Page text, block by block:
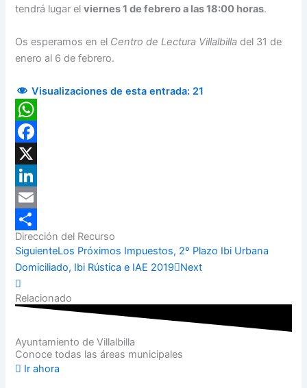
tendrá lugar elviernes 1 de febrero a las 18:00 horas.
Os esperamos en el Centro de Lectura Villalbilla del 31 de
enero al 6 de febrero.
Visualizaciones de esta entrada: 21
WhatsApp
Facebook
X
LinkedIn
Email
Compartir
Dirección del Recurso
SiguienteLos Próximos Impuestos, 2º Plazo Ibi Urbana
Domiciliado, Ibi Rústica e IAE 2019 Next
Relacionado
Ayuntamiento de Villalbilla
Conoce todas las áreas municipales
Ir ahora